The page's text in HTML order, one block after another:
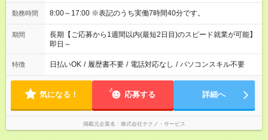
勤務時間 8:00～17:00 ※表記のうち実働7時間40分です。
期間
長期【ご応募から1週間以内(最短2日目)のスピード就業が可能】
即日～
特徴 日払いOK / 履歴書不要 / 電話対応なし / パソコンスキル不要
気になる！ 応募する 詳細へ
掲載元企業名 株式会社テクノ・サービス